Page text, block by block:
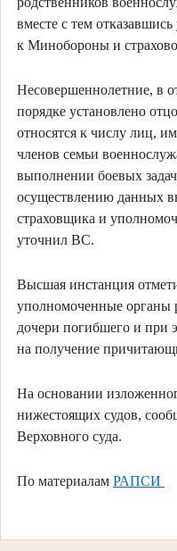
вместе с тем
к Минобороны и
Несовершеннолетние, в
порядке установлено
относятся к числу лиц,
членов семьи
выполнении боевых
осуществлению данных
страховщика и
уточнил ВС.
Высшая инстанция
уполномоченные органы
дочери погибшего и при
на получение
На основании
нижестоящих судов,
Верховного суда.
По материалам РАПСИ